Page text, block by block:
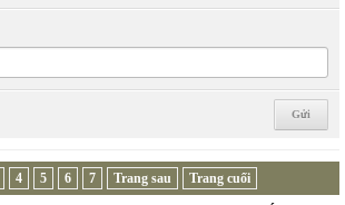
4 5 6 7 Trang sau Trang cuối